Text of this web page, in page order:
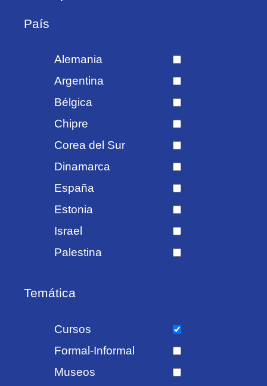
País
Alemania
Argentina
Bélgica
Chipre
Corea del Sur
Dinamarca
España
Estonia
Israel
Palestina
Temática
Cursos
Formal-Informal
Museos